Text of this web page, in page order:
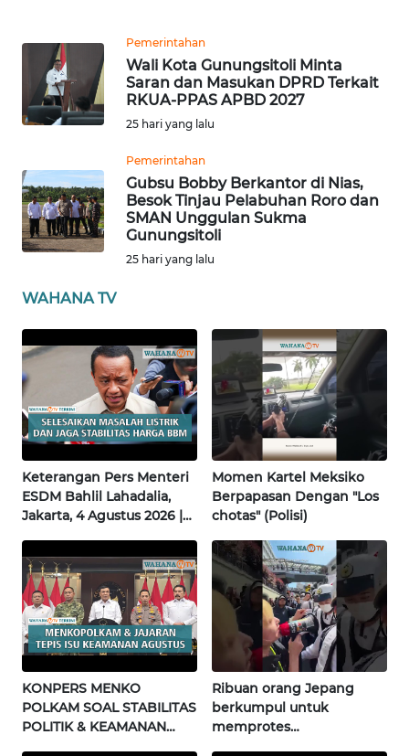
Pemerintahan
Wali Kota Gunungsitoli Minta
Saran dan Masukan DPRD Terkait
RKUA-PPAS APBD 2027
25 hari yang lalu
Pemerintahan
Gubsu Bobby Berkantor di Nias,
Besok Tinjau Pelabuhan Roro dan
SMAN Unggulan Sukma
Gunungsitoli
25 hari yang lalu
WAHANA TV
Keterangan Pers Menteri
ESDM Bahlil Lahadalia,
Jakarta, 4 Agustus 2026 |
Momen Kartel Meksiko
Berpapasan Dengan "Los
chotas" (Polisi)
KONPERS MENKO
POLKAM SOAL STABILITAS
POLITIK & KEAMANAN
Ribuan orang Jepang
berkumpul untuk
memprotes
WN
SULBAR
WN
SUMBAR
SUMSEL
WN
BENGKULU
WN
LAMPUNG
WN
JATENG
WN
NUSANTARA
WN
JOGJA
WN
JATIM
WN